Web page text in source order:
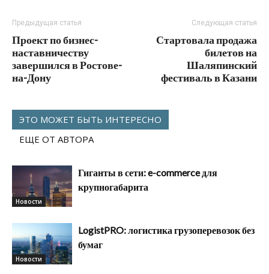
Предыдущая статья
Проект по бизнес-
наставничеству
завершился в Ростове-
на-Дону
Следующая статья
Стартовала продажа
билетов на
Шаляпинский
фестиваль в Казани
ЭТО МОЖЕТ БЫТЬ ИНТЕРЕСНО
ЕЩЕ ОТ АВТОРА
Новости
Гиганты в сети: e-commerce для
крупногабарита
Новости
LogistPRO: логистика грузоперевозок без
бумаг